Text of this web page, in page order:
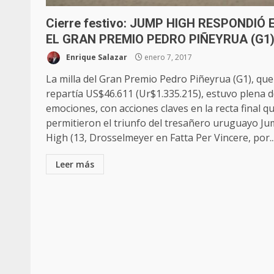
Cierre festivo: JUMP HIGH RESPONDIÓ
EL GRAN PREMIO PEDRO PIÑEYRUA (G1)
Enrique Salazar enero 7, 2017
La milla del Gran Premio Pedro Piñeyrua (G1), que
repartía US$46.611 (Ur$1.335.215), estuvo plena
emociones, con acciones claves en la recta final
permitieron el triunfo del tresañero uruguayo
High (13, Drosselmeyer en Fatta Per Vincere, por...
Leer más